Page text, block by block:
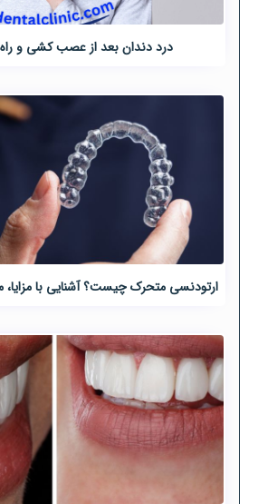
درد دندان بعد از عصب کشی و
ارتودنسی متحرک چیست؟ آشنایی با مزایا،